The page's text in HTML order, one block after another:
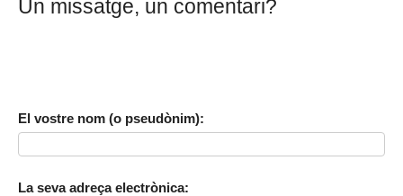
Un missatge, un comentari?
El vostre nom (o pseudònim):
La seva adreça electrònica: